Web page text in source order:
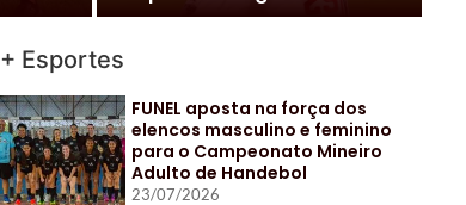
+ Esportes
FUNEL aposta na força dos
elencos masculino e feminino
para o Campeonato Mineiro
Adulto de Handebol
23/07/2026